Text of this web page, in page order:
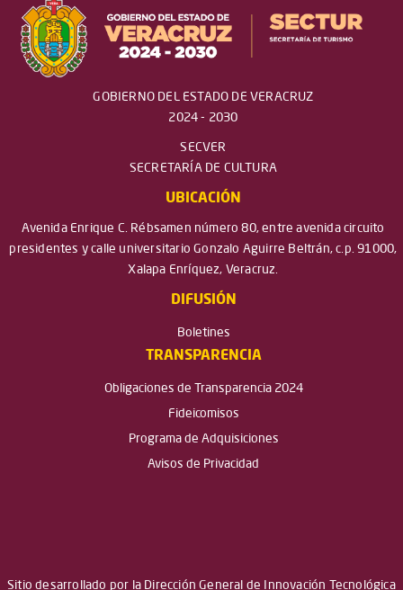
GOBIERNO DEL ESTADO DE VERACRUZ
2024 - 2030
SECVER
SECRETARÍA DE CULTURA
UBICACIÓN
Avenida Enrique C. Rébsamen número 80, entre avenida circuito
presidentes y calle universitario Gonzalo Aguirre Beltrán, c.p. 91000,
Xalapa Enríquez, Veracruz.
DIFUSIÓN
Boletines
TRANSPARENCIA
Obligaciones de Transparencia 2024
Fideicomisos
Programa de Adquisiciones
Avisos de Privacidad
Sitio desarrollado por la Dirección General de Innovación Tecnológica